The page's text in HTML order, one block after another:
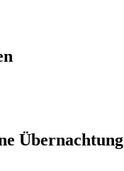
Übernachtung